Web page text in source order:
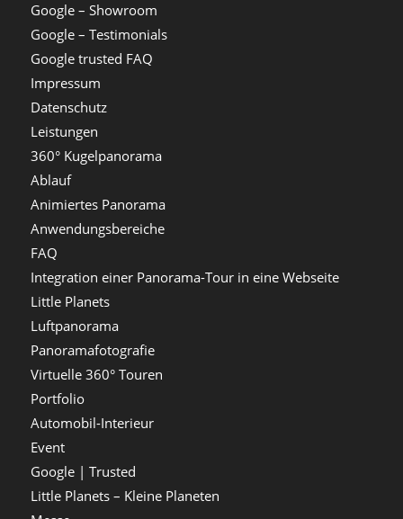
Google – Showroom
Google – Testimonials
Google trusted FAQ
Impressum
Datenschutz
Leistungen
360° Kugelpanorama
Ablauf
Animiertes Panorama
Anwendungsbereiche
FAQ
Integration einer Panorama-Tour in eine Webseite
Little Planets
Luftpanorama
Panoramafotografie
Virtuelle 360° Touren
Portfolio
Automobil-Interieur
Event
Google | Trusted
Little Planets – Kleine Planeten